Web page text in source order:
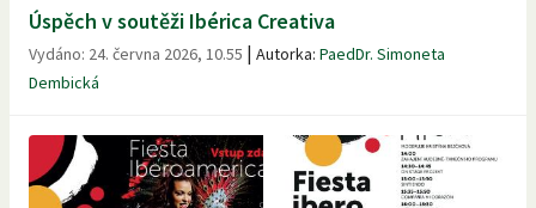
Úspěch v soutěži Ibérica Creativa
Vydáno: 24. června 2026, 10.55 | Autorka: PaedDr. Simoneta
Dembická